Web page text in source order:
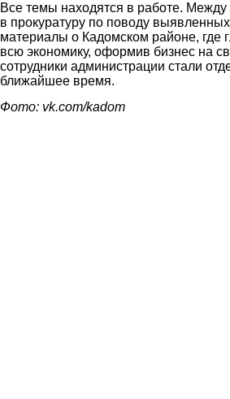
Все темы находятся в работе.
в прокуратуру по поводу
материалы о Кадомском районе, где
всю экономику, оформив бизнес на
сотрудники администрации стали
ближайшее время.
Фото: vk.com/kadom